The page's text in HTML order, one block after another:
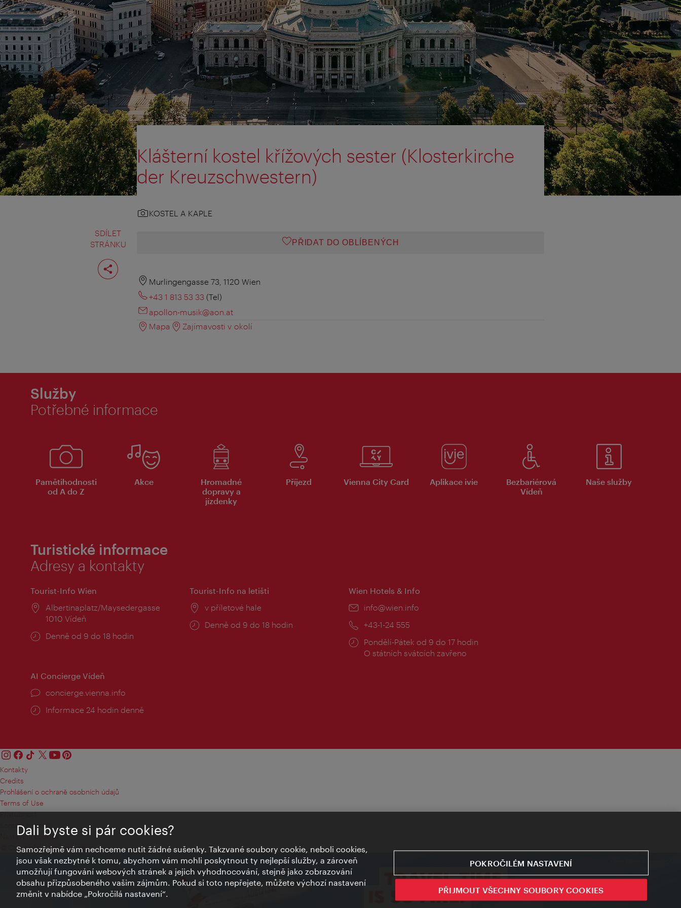
SDÍLET
STRÁNKU
Rozdělit
stranu
Klášterní kostel křížových sester (Klosterkirche
der Kreuzschwestern)
KOSTEL A KAPLE
PŘIDAT DO OBLÍBENÝCH
Murlingengasse 73, 1120 Wien
+43 1 813 53 33 (Tel)
apollon-musik@aon.at
Mapa
Zajímavosti v okolí
Služby
Potřebné informace
Pamětihodnosti
od A do Z
Akce
Hromadné
dopravy a
jízdenky
Příjezd Vienna City Card Aplikace ivie
Bezbariérová
Vídeň
Naše služby
Turistické informace
Adresy a kontakty
Tourist-Info Wien
Místo:
Albertinaplatz/Maysedergasse
1010 Vídeň
Provozní
Denně od 9 do 18 hodin
Tourist-Info na letišti
Místo:
v příletové hale
Provozní
Denně od 9 do 18 hodin
Wien Hotels & Info
E-
info@wien.info
Telefon:
+43-1-24 555
Provozní
doba:
Pondělí-Pátek od 9 do 17 hodin
O státních svátcích zavřeno
AI Concierge Vídeň
concierge.vienna.info
Informace 24 hodin denně
Kontakty
Credits
Prohlášení o ochraně osobních údajů
Terms of Use
Přístupnost
Kontakt pro tisk
Nastavení cookies
© Copyright Wien Tourismus
Dali byste si pár cookies?
Samozřejmě vám nechceme nutit žádné sušenky. Takzvané soubory cookie, neboli cookies,
jsou však nezbytné k tomu, abychom vám mohli poskytnout ty nejlepší služby, a zároveň
umožňují fungování webových stránek a jejich vyhodnocování, stejně jako zobrazování
obsahu přizpůsobeného vašim zájmům. Pokud si toto nepřejete, můžete výchozí nastavení
změnit v nabídce „Pokročilá nastavení“.
POKROČILÉM NASTAVENÍ
PŘIJMOUT VŠECHNY SOUBORY COOKIES